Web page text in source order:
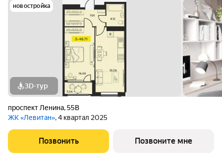
новостройка
3D-тур
проспект Ленина,55В
ЖК «Левитан», 4 квартал 2025
Позвонить Позвоните мне